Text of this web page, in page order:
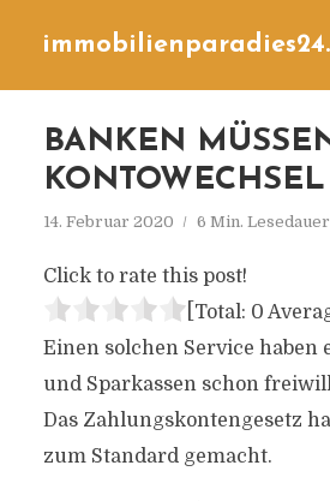
BANKEN
14. Februar 2020 6 Min. Lesedauer
Click to rate this post!
[Total: 0
Einen solchen Service haben
und Sparkassen schon
Das Zahlungskontengesetz
zum Standard gemacht.